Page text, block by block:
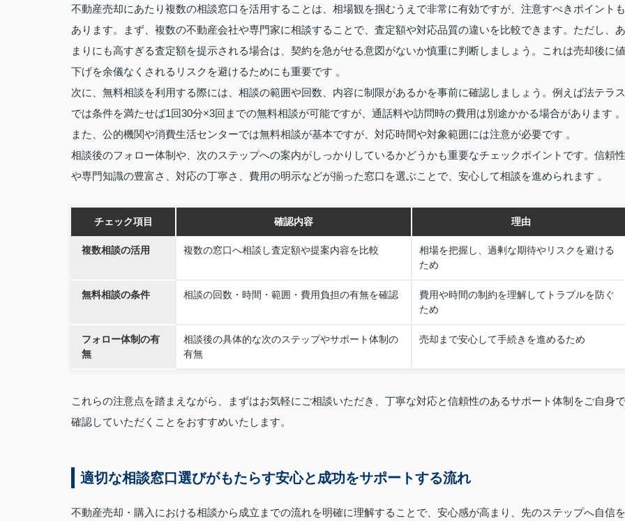
不動産売却にあたり複数の相談窓口を活用することは、相場観を掴むうえで非常に有効ですが、注意すべきポイントも
あります。まず、複数の不動産会社や専門家に相談することで、査定額や対応品質の違いを比較できます。ただし、あ
まりにも高すぎる査定額を提示される場合は、契約を急がせる意図がないか慎重に判断しましょう。これは売却後に値
下げを余儀なくされるリスクを避けるためにも重要です 。
次に、無料相談を利用する際には、相談の範囲や回数、内容に制限があるかを事前に確認しましょう。例えば法テラス
では条件を満たせば1回30分×3回までの無料相談が可能ですが、通話料や訪問時の費用は別途かかる場合があります 。
また、公的機関や消費生活センターでは無料相談が基本ですが、対応時間や対象範囲には注意が必要です 。
相談後のフォロー体制や、次のステップへの案内がしっかりしているかどうかも重要なチェックポイントです。信頼性
や専門知識の豊富さ、対応の丁寧さ、費用の明示などが揃った窓口を選ぶことで、安心して相談を進められます 。
チェック項目 確認内容 理由
複数相談の活用 複数の窓口へ相談し査定額や提案内容を比較
相場を把握し、過剰な期待やリスクを避ける
ため
無料相談の条件 相談の回数・時間・範囲・費用負担の有無を確認
費用や時間の制約を理解してトラブルを防ぐ
ため
フォロー体制の有
無
相談後の具体的な次のステップやサポート体制の
有無
売却まで安心して手続きを進めるため
これらの注意点を踏まえながら、まずはお気軽にご相談いただき、丁寧な対応と信頼性のあるサポート体制をご自身で
確認していただくことをおすすめいたします。
適切な相談窓口選びがもたらす安心と成功をサポートする流れ
不動産売却・購入における相談から成立までの流れを明確に理解することで、安心感が高まり、先のステップへ自信を